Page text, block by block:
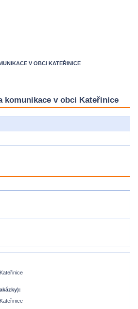
V OBCI KATEŘINICE
komunikace v obci Kateřinice